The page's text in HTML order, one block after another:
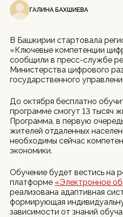
ГАЛИНА БАХШИЕВА
В Башкирии стартовала
«Ключевые компетенции
сообщили в пресс-службе
Министерства цифрового
государственного
До октября бесплатно
программе смогут 13 тысяч
Программа, в первую
жителей отдаленных
необходимы сейчас
экономики.
Обучение будет вестись на
платформе «Электронное
реализована адаптивная
формирующая
зависимости от знаний